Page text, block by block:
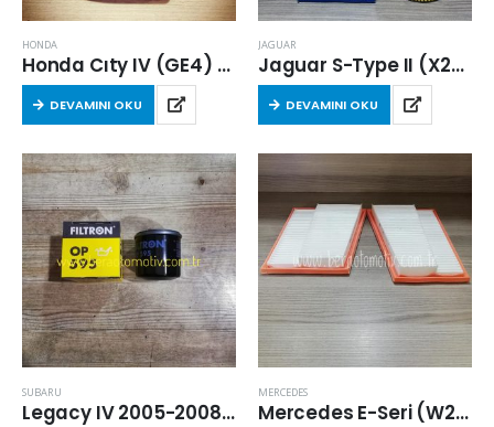
HONDA
Honda Cıty IV (GE4) 2005-2008 Arası 1.3 Benzinli Hava Filtresi
DEVAMINI OKU
JAGUAR
Jaguar S-Type II (X200) 2005-2008 Arası 2.7 Dizel Yağ Filtresi
DEVAMINI OKU
SUBARU
Legacy IV 2005-2008 Arası 2.0 Benzinli Yağ Filtresi
MERCEDES
Mercedes E-Seri (W211) E 320 CDI 4-matic 2005-2008 Arası